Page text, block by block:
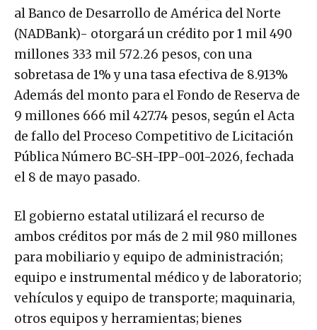
al Banco de Desarrollo de América del Norte
(NADBank)- otorgará un crédito por 1 mil 490
millones 333 mil 572.26 pesos, con una
sobretasa de 1% y una tasa efectiva de 8.913%
Además del monto para el Fondo de Reserva de
9 millones 666 mil 427.74 pesos, según el Acta
de fallo del Proceso Competitivo de Licitación
Pública Número BC-SH-IPP-001-2026, fechada
el 8 de mayo pasado.
El gobierno estatal utilizará el recurso de
ambos créditos por más de 2 mil 980 millones
para mobiliario y equipo de administración;
equipo e instrumental médico y de laboratorio;
vehículos y equipo de transporte; maquinaria,
otros equipos y herramientas; bienes